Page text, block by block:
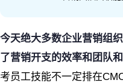
今天绝大多数企业营销组
了营销开支的效率和团队
考员工技能不一定排在